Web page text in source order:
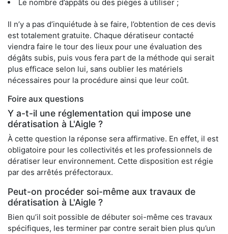
Le nombre d’appâts ou des pièges à utiliser ;
Il n’y a pas d’inquiétude à se faire, l’obtention de ces devis
est totalement gratuite. Chaque dératiseur contacté
viendra faire le tour des lieux pour une évaluation des
dégâts subis, puis vous fera part de la méthode qui serait
plus efficace selon lui, sans oublier les matériels
nécessaires pour la procédure ainsi que leur coût.
Foire aux questions
Y a-t-il une réglementation qui impose une
dératisation à L'Aigle ?
À cette question la réponse sera affirmative. En effet, il est
obligatoire pour les collectivités et les professionnels de
dératiser leur environnement. Cette disposition est régie
par des arrêtés préfectoraux.
Peut-on procéder soi-même aux travaux de
dératisation à L'Aigle ?
Bien qu’il soit possible de débuter soi-même ces travaux
spécifiques, les terminer par contre serait bien plus qu’un